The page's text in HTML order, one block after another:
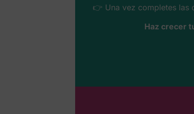
👉 Una vez completes las
Haz crecer